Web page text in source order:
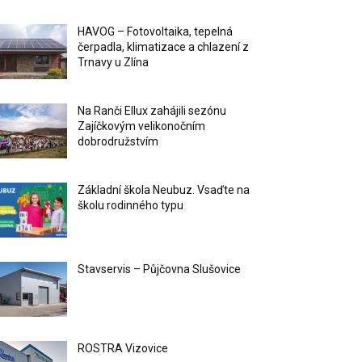
HAVOG – Fotovoltaika, tepelná
čerpadla, klimatizace a chlazení z
Trnavy u Zlína
Na Ranči Ellux zahájili sezónu
Zajíčkovým velikonočním
dobrodružstvím
Základní škola Neubuz. Vsaďte na
školu rodinného typu
Stavservis – Půjčovna Slušovice
ROSTRA Vizovice